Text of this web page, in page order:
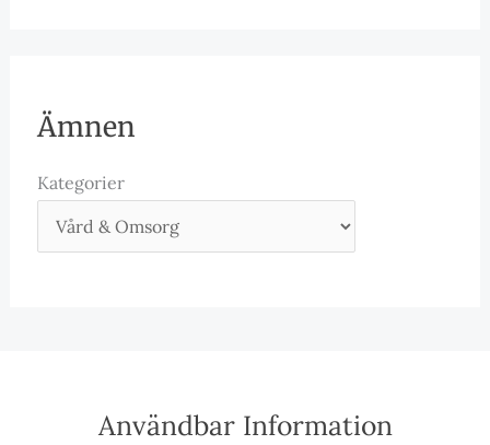
Ämnen
Kategorier
Användbar Information